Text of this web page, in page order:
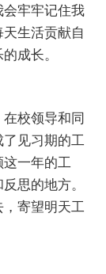
牢牢记住我
生活贡献自
成长。
校领导和同
见习期的工
一年的工
思的地方。
寄望明天工